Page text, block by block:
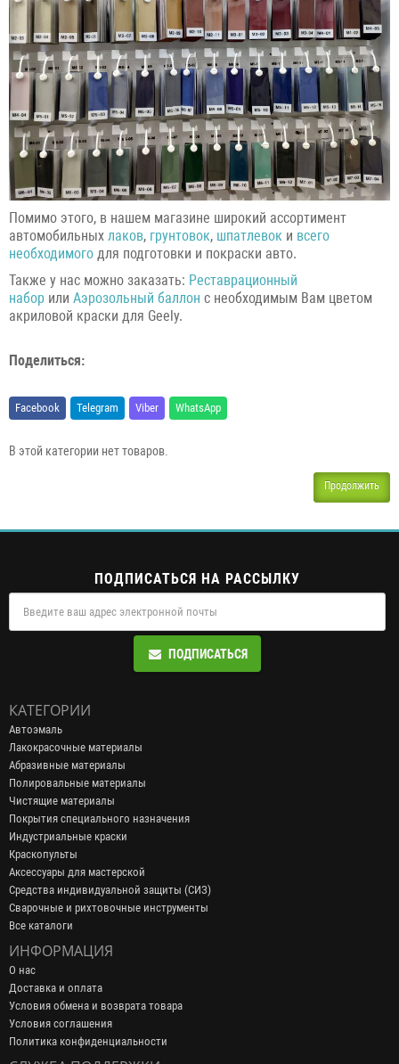
Помимо этого, в нашем магазине широкий ассортимент
автомобильных лаков, грунтовок, шпатлевок и всего
необходимого для подготовки и покраски авто.
Также у нас можно заказать: Реставрационный
набор или Аэрозольный баллон с необходимым Вам цветом
акриловой краски для Geely.
Поделиться:
Facebook Telegram Viber WhatsApp
В этой категории нет товаров.
Продолжить
ПОДПИСАТЬСЯ НА РАССЫЛКУ
ПОДПИСАТЬСЯ
КАТЕГОРИИ
Автоэмаль
Лакокрасочные материалы
Абразивные материалы
Полировальные материалы
Чистящие материалы
Покрытия специального назначения
Индустриальные краски
Краскопульты
Аксессуары для мастерской
Средства индивидуальной защиты (СИЗ)
Сварочные и рихтовочные инструменты
Все каталоги
ИНФОРМАЦИЯ
О нас
Доставка и оплата
Условия обмена и возврата товара
Условия соглашения
Политика конфиденциальности